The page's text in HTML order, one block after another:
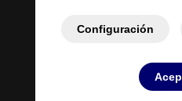
ConfiguraciónMis